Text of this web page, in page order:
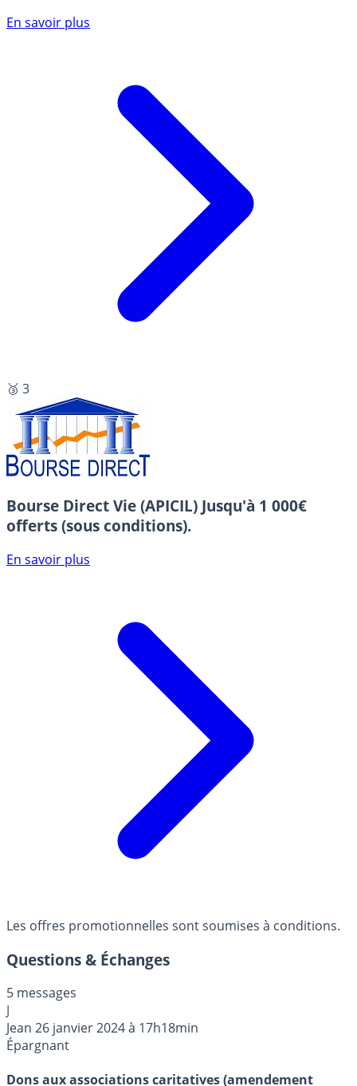
En savoir plus
🥉 3
Bourse Direct Vie (APICIL) Jusqu'à 1 000€
offerts (sous conditions).
En savoir plus
Les offres promotionnelles sont soumises à conditions.
Questions & Échanges
5 messages
J
Jean 26 janvier 2024 à 17h18min
Épargnant
Dons aux associations caritatives (amendement